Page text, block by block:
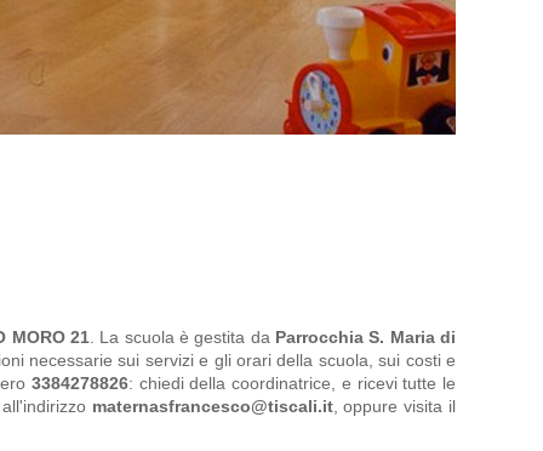
MORO 21. La scuola è gestita da Parrocchia S. Maria di
necessarie sui servizi e gli orari della scuola, sui costi e
3384278826: chiedi della coordinatrice, e ricevi tutte le
maternasfrancesco@tiscali.it, oppure visita il